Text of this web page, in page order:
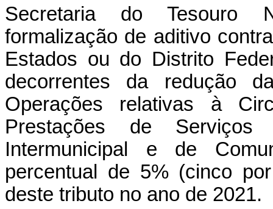
Secretaria do Tesouro
formalização de aditivo
Estados ou do Distrito
decorrentes da redução
Operações relativas à
Prestações de
Intermunicipal e de
percentual de 5% (cinco
deste tributo no ano de 2021.